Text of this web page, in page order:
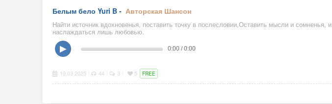
Белым бело Yuri B - Авторская Шансон
Найти источник вдохновенья, поставить точку в послесловии,Оставить мысли и сомненья, и
наслаждаться лишь любовью.
▶ 0:00 / 0:00
19.03.2025 44 3 5 FREE